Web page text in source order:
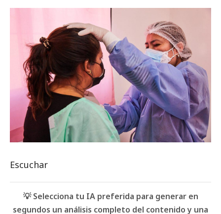
Escuchar
💡 Selecciona tu IA preferida para generar en
segundos un análisis completo del contenido y una